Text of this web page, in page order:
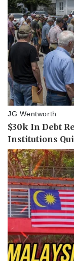
Pháp luật
Vụ án
Tin nóng
Tư vấn luật